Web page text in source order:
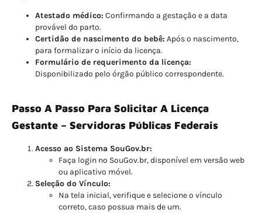
Atestado médico: Confirmando a gestação e a data
provável do parto.
Certidão de nascimento do bebê: Após o nascimento,
para formalizar o início da licença.
Formulário de requerimento da licença:
Disponibilizado pelo órgão público correspondente.
Passo A Passo Para Solicitar A Licença
Gestante – Servidoras Públicas Federais
Acesso ao Sistema SouGov.br:
Faça login no SouGov.br, disponível em versão web
ou aplicativo móvel.
Seleção do Vínculo:
Na tela inicial, verifique e selecione o vínculo
correto, caso possua mais de um.